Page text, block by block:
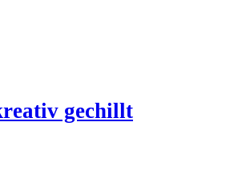
gechillt